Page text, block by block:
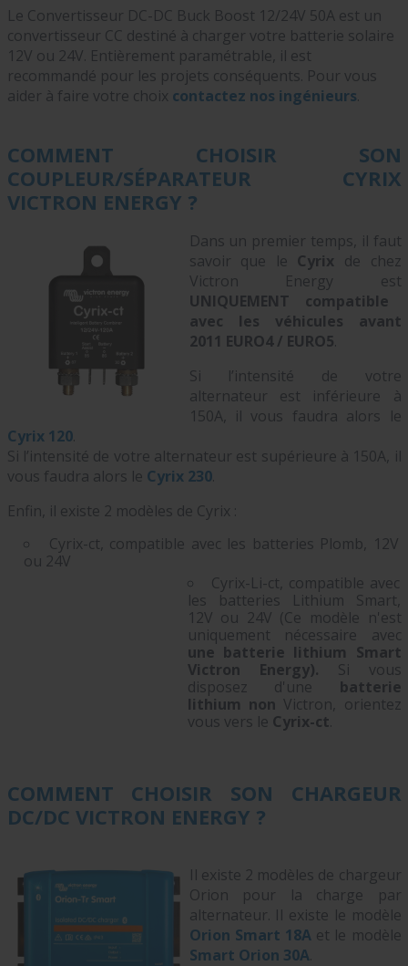
Le Convertisseur DC-DC Buck Boost 12/24V 50A est un
convertisseur CC destiné à charger votre batterie solaire
12V ou 24V. Entièrement paramétrable, il est
recommandé pour les projets conséquents. Pour vous
aider à faire votre choix contactez nos ingénieurs.
COMMENT CHOISIR SON
COUPLEUR/SÉPARATEUR CYRIX
VICTRON ENERGY ?
Dans un premier temps, il faut
savoir que le Cyrix de chez
Victron Energy est
UNIQUEMENT compatible
avec les véhicules avant
2011 EURO4 / EURO5.
Si l’intensité de votre
alternateur est inférieure à
150A, il vous faudra alors le
Cyrix 120.
Si l’intensité de votre alternateur est supérieure à 150A, il
vous faudra alors le Cyrix 230.
Enfin, il existe 2 modèles de Cyrix :
Cyrix-ct, compatible avec les batteries Plomb, 12V
ou 24V
Cyrix-Li-ct, compatible avec
les batteries Lithium Smart,
12V ou 24V (Ce modèle n'est
uniquement nécessaire avec
une batterie lithium Smart
Victron Energy). Si vous
disposez d'une batterie
lithium non Victron, orientez
vous vers le Cyrix-ct.
COMMENT CHOISIR SON CHARGEUR
DC/DC VICTRON ENERGY ?
Il existe 2 modèles de chargeur
Orion pour la charge par
alternateur. Il existe le modèle
Orion Smart 18Aet le modèle
Smart Orion 30A.